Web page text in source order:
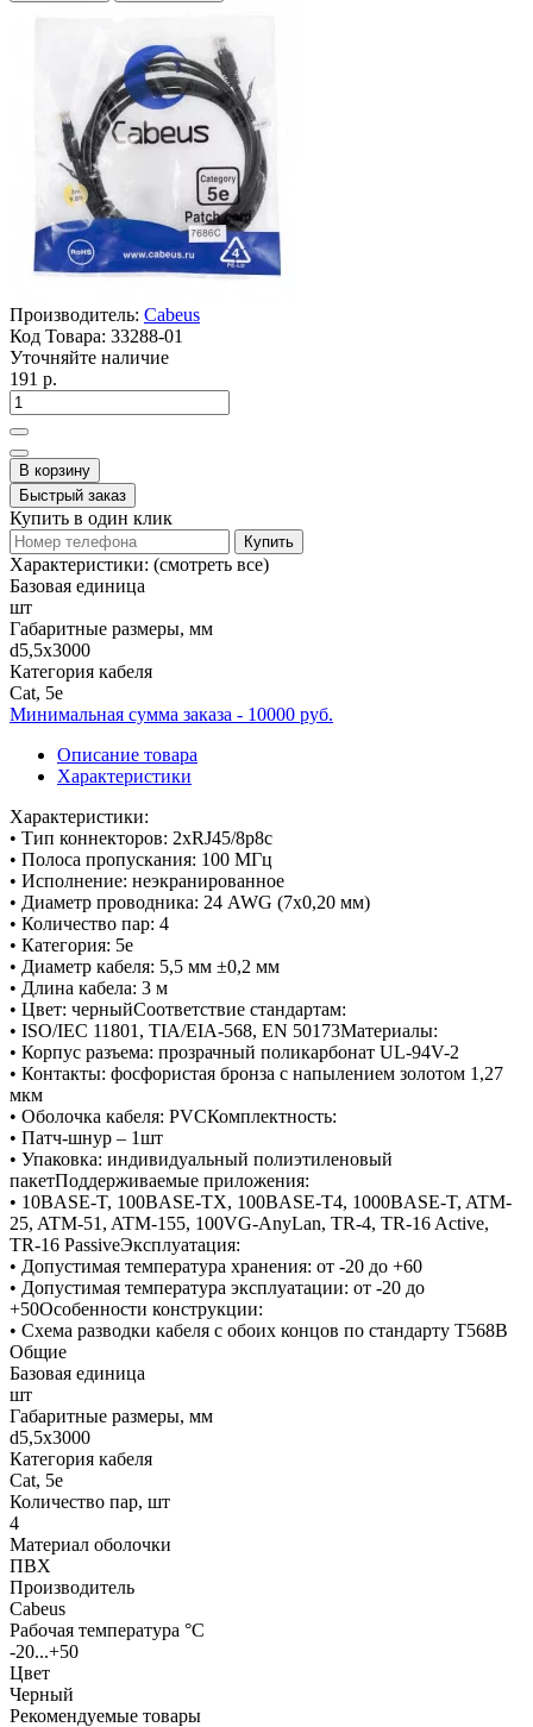
Производитель: Cabeus
Код Товара: 33288-01
Уточняйте наличие
191 р.
В корзину
Быстрый заказ
Купить в один клик
Купить
Характеристики: (смотреть все)
Базовая единица
шт
Габаритные размеры, мм
d5,5x3000
Категория кабеля
Cat, 5e
Минимальная сумма заказа - 10000 руб.
Описание товара
Характеристики
Характеристики:
• Тип коннекторов: 2хRJ45/8р8с
• Полоса пропускания: 100 МГц
• Исполнение: неэкранированное
• Диаметр проводника: 24 AWG (7х0,20 мм)
• Количество пар: 4
• Категория: 5е
• Диаметр кабеля: 5,5 мм ±0,2 мм
• Длина кабела: 3 м
• Цвет: черныйСоответствие стандартам:
• ISO/IEC 11801, TIA/EIA-568, EN 50173Материалы:
• Корпус разъема: прозрачный поликарбонат UL-94V-2
• Контакты: фосфористая бронза с напылением золотом 1,27
мкм
• Оболочка кабеля: PVCКомплектность:
• Патч-шнур – 1шт
• Упаковка: индивидуальный полиэтиленовый
пакетПоддерживаемые приложения:
• 10BASE-T, 100BASE-TX, 100BASE-T4, 1000BASE-T, ATM-
25, ATM-51, ATM-155, 100VG-AnyLan, TR-4, TR-16 Active,
TR-16 PassiveЭксплуатация:
• Допустимая температура хранения: от -20 до +60
• Допустимая температура эксплуатации: от -20 до
+50Особенности конструкции:
• Схема разводки кабеля с обоих концов по стандарту Т568В
Общие
Базовая единица
шт
Габаритные размеры, мм
d5,5x3000
Категория кабеля
Cat, 5e
Количество пар, шт
4
Материал оболочки
ПВХ
Производитель
Cabeus
Рабочая температура °C
-20...+50
Цвет
Черный
Рекомендуемые товары